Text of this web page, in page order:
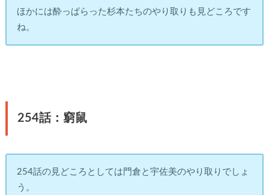
ほかには酔っぱらった杉本たちのやり取りも見どころです
ね。
254話：窮鼠
254話の見どころとしては門倉と宇佐美のやり取りでしょ
う。